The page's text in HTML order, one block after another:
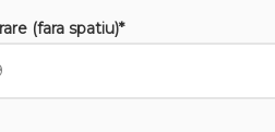
(fara spatiu)*